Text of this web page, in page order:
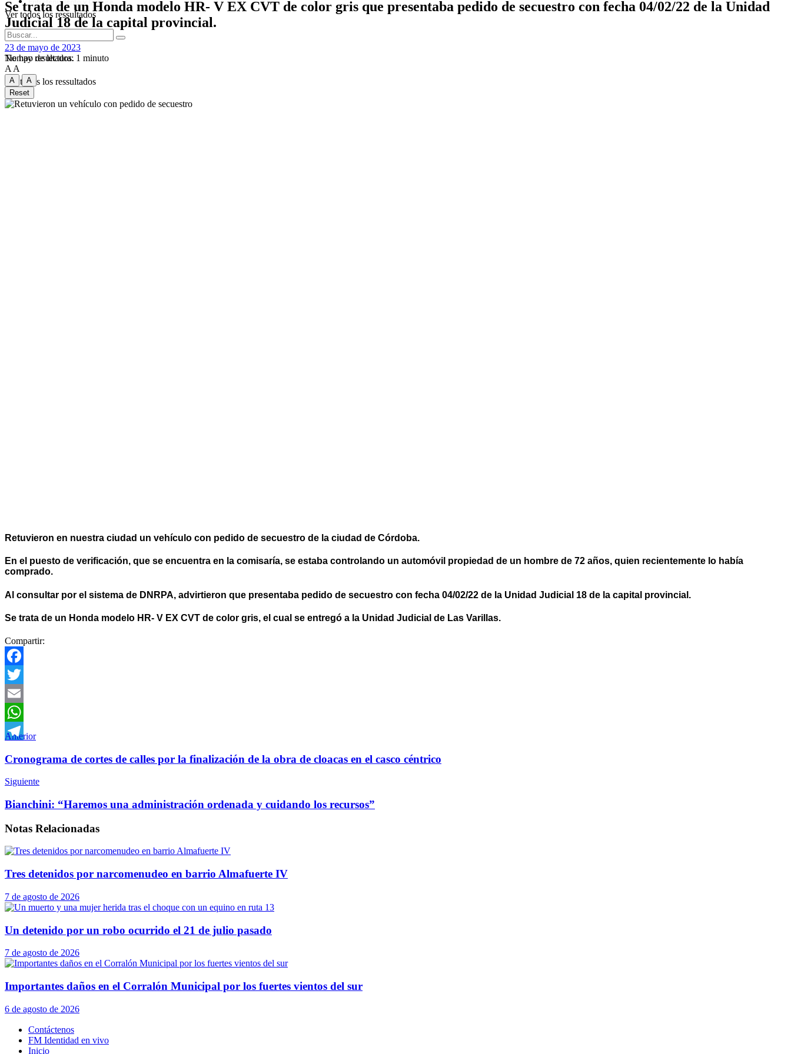
No hay resultados.
Ver todos los ressultados
Ver todos los ressultados
Se trata de un Honda modelo HR- V EX CVT de color gris que presentaba pedido de secuestro con fecha 04/02/22 de la Unidad
Judicial 18 de la capital provincial.
23 de mayo de 2023
Tiempo de lectura: 1 minuto
A A
A
A
Reset
Retuvieron en nuestra ciudad un vehículo con pedido de secuestro de la ciudad de Córdoba.
En el puesto de verificación, que se encuentra en la comisaría, se estaba controlando un automóvil propiedad de un hombre de 72 años, quien recientemente lo había
comprado.
Al consultar por el sistema de DNRPA, advirtieron que presentaba pedido de secuestro con fecha 04/02/22 de la Unidad Judicial 18 de la capital provincial.
Se trata de un Honda modelo HR- V EX CVT de color gris, el cual se entregó a la Unidad Judicial de Las Varillas.
Compartir:
Facebook
Twitter
Email
WhatsApp
Anterior
Cronograma de cortes de calles por la finalización de la obra de cloacas en el casco céntrico
Siguiente
Bianchini: “Haremos una administración ordenada y cuidando los recursos”
Notas Relacionadas
Tres detenidos por narcomenudeo en barrio Almafuerte IV
7 de agosto de 2026
Un detenido por un robo ocurrido el 21 de julio pasado
7 de agosto de 2026
Importantes daños en el Corralón Municipal por los fuertes vientos del sur
6 de agosto de 2026
Contáctenos
FM Identidad en vivo
Inicio